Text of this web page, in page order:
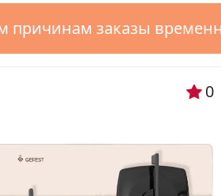
причинам заказы
0